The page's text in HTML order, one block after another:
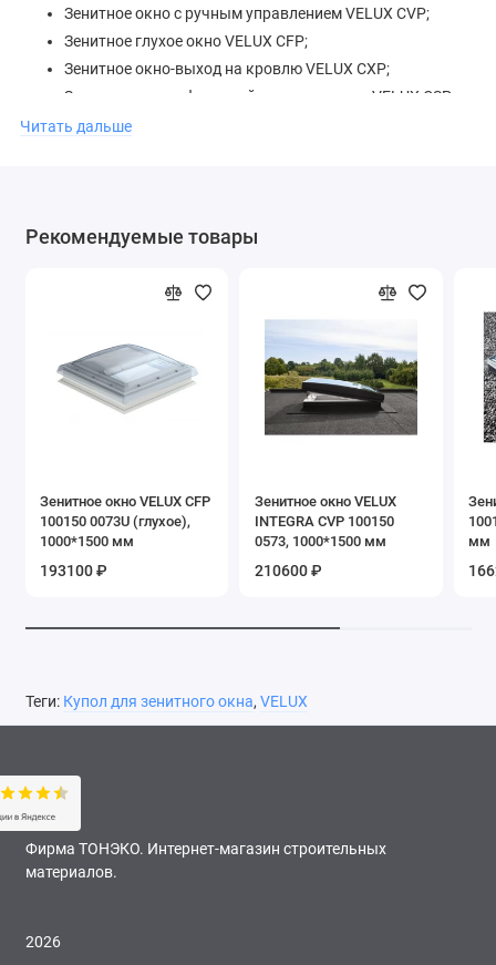
Зенитное окно с ручным управлением VELUX CVP;
Зенитное глухое окно VELUX CFP;
Зенитное окно-выход на кровлю VELUX CXP;
Зенитное окно с функцией дымоудаления VELUX CSP.
Купол VELUX ISD 0110 поставляется под заказ. Срок поставки
Читать дальше
Рекомендуемые товары
Зенитное окно VELUX CFP
100150 0073U (глухое),
1000*1500 мм
193100 ₽
Зенитное окно VELUX
INTEGRA CVP 100150
0573, 1000*1500 мм
210600 ₽
мм
Теги: Купол для зенитного окна, VELUX
Фирма ТОНЭКО. Интернет-магазин строительных
материалов.
2026